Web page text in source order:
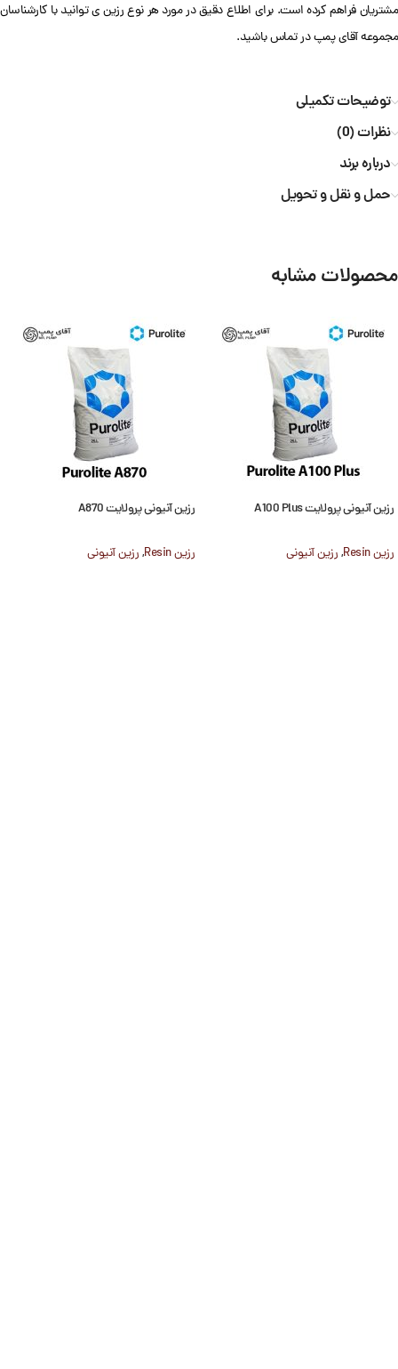
مشتریان فراهم کرده است. برای اطلاع دقیق در مورد هر نوع رزین ی توانید با کارشناسان
مجموعه آقای پمپ در تماس باشید.
توضیحات تکمیلی
نظرات (0)
درباره برند
حمل و نقل و تحویل
محصولات مشابه
رزین آنیونی پرولایت A100 Plus
رزین Resin ,رزین آنیونی
رزین آنیونی پرولایت A870
رزین Resin ,رزین آنیونی